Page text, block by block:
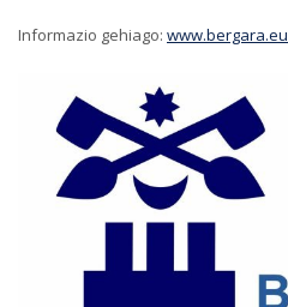
Informazio gehiago: